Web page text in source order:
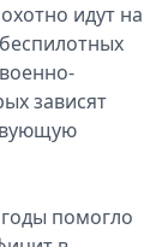
идут на
зависят
помогло